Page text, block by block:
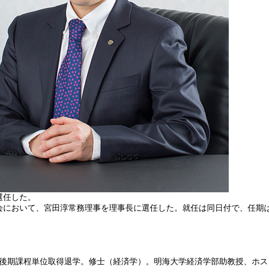
した。
いて、宮田淳常務理事を理事長に選任した。就任は同日付で、任期
期課程単位取得退学。修士（経済学）。明海大学経済学部助教授、ホ